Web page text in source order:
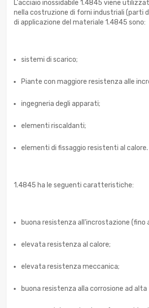
L'acciaio inossidabile 1.4845 viene
nella costruzione di forni industriali (parti
di applicazione del materiale 1.4845 sono:
sistemi di scarico;
Piante con maggiore resistenza alle
ingegneria degli apparati;
elementi riscaldanti;
elementi di fissaggio resistenti al calore.
1.4845 ha le seguenti caratteristiche:
buona resistenza all'incrostazione (fino
elevata resistenza al calore;
elevata resistenza meccanica;
buona resistenza alla corrosione ad